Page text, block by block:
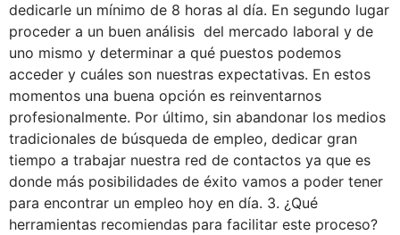
dedicarle un mínimo de 8 horas al día. En segundo lugar
proceder a un buen análisis del mercado laboral y de
uno mismo y determinar a qué puestos podemos
acceder y cuáles son nuestras expectativas. En estos
momentos una buena opción es reinventarnos
profesionalmente. Por último, sin abandonar los medios
tradicionales de búsqueda de empleo, dedicar gran
tiempo a trabajar nuestra red de contactos ya que es
donde más posibilidades de éxito vamos a poder tener
para encontrar un empleo hoy en día. 3. ¿Qué
herramientas recomiendas para facilitar este proceso?